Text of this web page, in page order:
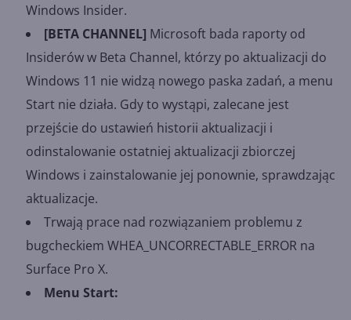
Windows Insider.
[BETA CHANNEL] Microsoft bada raporty od
Insiderów w Beta Channel, którzy po aktualizacji do
Windows 11 nie widzą nowego paska zadań, a menu
Start nie działa. Gdy to wystąpi, zalecane jest
przejście do ustawień historii aktualizacji i
odinstalowanie ostatniej aktualizacji zbiorczej
Windows i zainstalowanie jej ponownie, sprawdzając
aktualizacje.
Trwają prace nad rozwiązaniem problemu z
bugcheckiem WHEA_UNCORRECTABLE_ERROR na
Surface Pro X.
Menu Start: